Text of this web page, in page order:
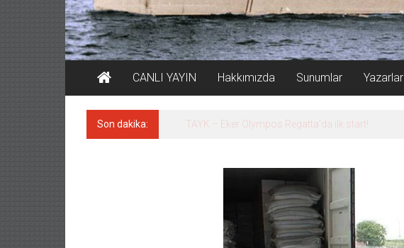
CANLI YAYIN Hakkımızda Sunumlar Yazarlar
Son dakika: İstanbul ve Çanakkale: 6 ayda 40.000 gemi